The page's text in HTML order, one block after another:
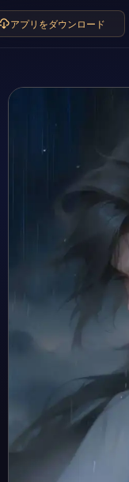
アプリをダウンロード